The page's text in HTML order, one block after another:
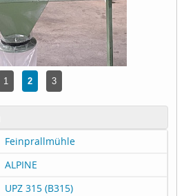
1 2 3
Feinprallmühle
ALPINE
UPZ 315 (B315)